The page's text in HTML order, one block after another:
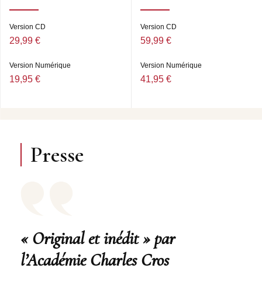
Version CD
29,99 €
Version Numérique
19,95 €
Version CD
59,99 €
Version Numérique
41,95 €
Presse
« Original et inédit » par
l’Académie Charles Cros